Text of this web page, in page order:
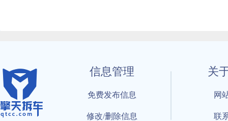
信息管理
免费发布信息
修改/删除信息
关
网
联